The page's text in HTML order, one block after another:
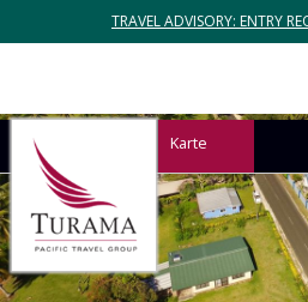
TRAVEL ADVISORY: ENTRY
Karte